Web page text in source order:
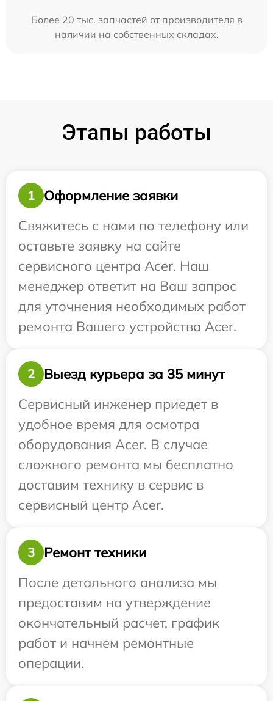
Более 20 тыс. запчастей от производителя в
наличии на собственных складах.
Этапы работы
1
Оформление заявки
Свяжитесь с нами по телефону или
оставьте заявку на сайте
сервисного центра Acer. Наш
менеджер ответит на Ваш запрос
для уточнения необходимых работ
ремонта Вашего устройства Acer.
2
Выезд курьера за 35 минут
Сервисный инженер приедет в
удобное время для осмотра
оборудования Acer. В случае
сложного ремонта мы бесплатно
доставим технику в сервис в
сервисный центр Acer.
3
Ремонт техники
После детального анализа мы
предоставим на утверждение
окончательный расчет, график
работ и начнем ремонтные
операции.